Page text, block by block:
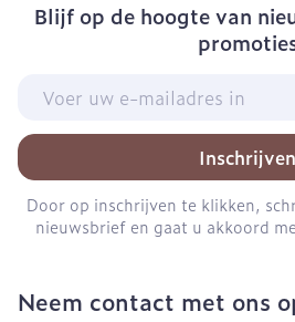
Blijf op de hoogte van
Inschrijven
Door op inschrijven te klikken,
nieuwsbrief en gaat u akkoord
Neem contact met ons